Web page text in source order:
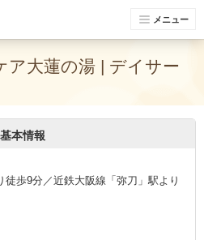
メニュー
ア大蓮の湯 | デイサー
基本情報
歩9分／近鉄大阪線「弥刀」駅より